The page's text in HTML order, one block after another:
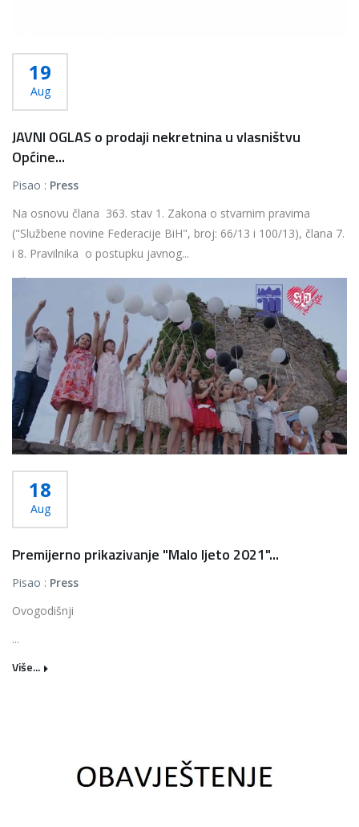
19
Aug
JAVNI OGLAS o prodaji nekretnina u vlasništvu
Općine...
Pisao : Press
Na osnovu člana 363. stav 1. Zakona o stvarnim pravima
("Službene novine Federacije BiH", broj: 66/13 i 100/13), člana 7.
i 8. Pravilnika o postupku javnog...
Više...
18
Aug
Premijerno prikazivanje "Malo ljeto 2021"...
Pisao : Press
Ovogodišnji
...
Više...